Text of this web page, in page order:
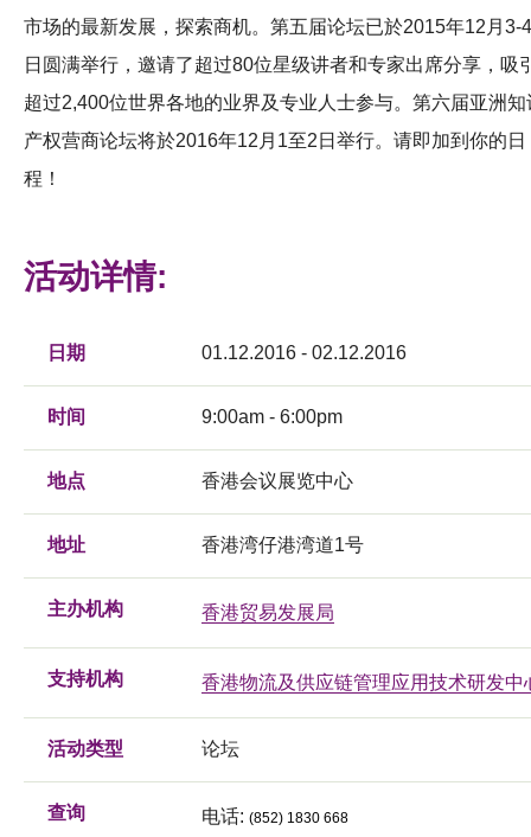
市场的最新发展，探索商机。第五届论坛已於2015年12月3-4
日圆满举行，邀请了超过80位星级讲者和专家出席分享，吸
超过2,400位世界各地的业界及专业人士参与。第六届亚洲知
产权营商论坛将於2016年12月1至2日举行。请即加到你的日
程！
活动详情:
日期 01.12.2016 - 02.12.2016
时间 9:00am - 6:00pm
地点 香港会议展览中心
地址 香港湾仔港湾道1号
主办机构 香港贸易发展局
支持机构 香港物流及供应链管理应用技术研发中
活动类型 论坛
查询 电话: (852) 1830 668